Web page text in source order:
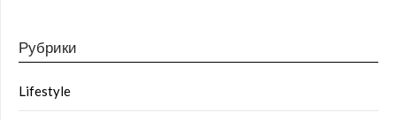
Рубрики
Lifestyle